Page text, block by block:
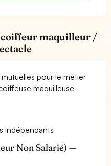
coiffeur maquilleur /
pour le métier
maquilleuse
indépendants
Non Salarié) —